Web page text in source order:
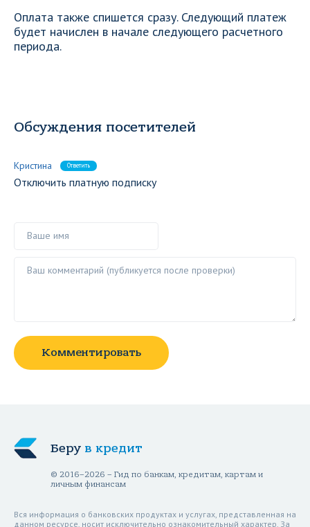
Оплата также спишется сразу. Следующий платеж
будет начислен в начале следующего расчетного
периода.
Обсуждения посетителей
Кристина Ответить
Отключить платную подписку
Комментировать
Беру в кредит
© 2016–2026 – Гид по банкам, кредитам, картам и
личным финансам
Вся информация о банковских продуктах и услугах, представленная на
данном ресурсе, носит исключительно ознакомительный характер. За